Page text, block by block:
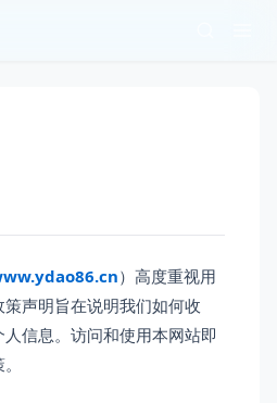
）高度重视用
声明旨在说明我们如何收
信息。访问和使用本网站即